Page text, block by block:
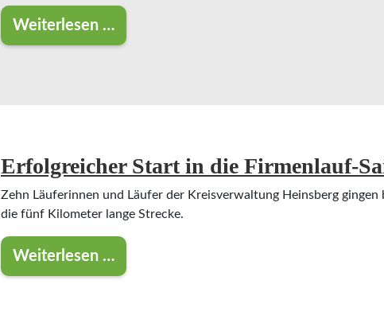
Weiterlesen …
Sperrung der Kreisstraße 9 zwischen
Erfolgreicher Start in die Firmenlauf-
Zehn Läuferinnen und Läufer der Kreisverwaltung Heinsberg
die fünf Kilometer lange Strecke.
Weiterlesen …
Erfolgreicher Start in die Firmenlauf-Saison